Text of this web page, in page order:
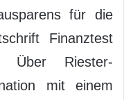
für die
Finanztest
Über Riester-
mit einem